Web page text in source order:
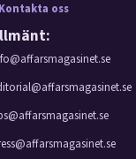
Kontakta oss